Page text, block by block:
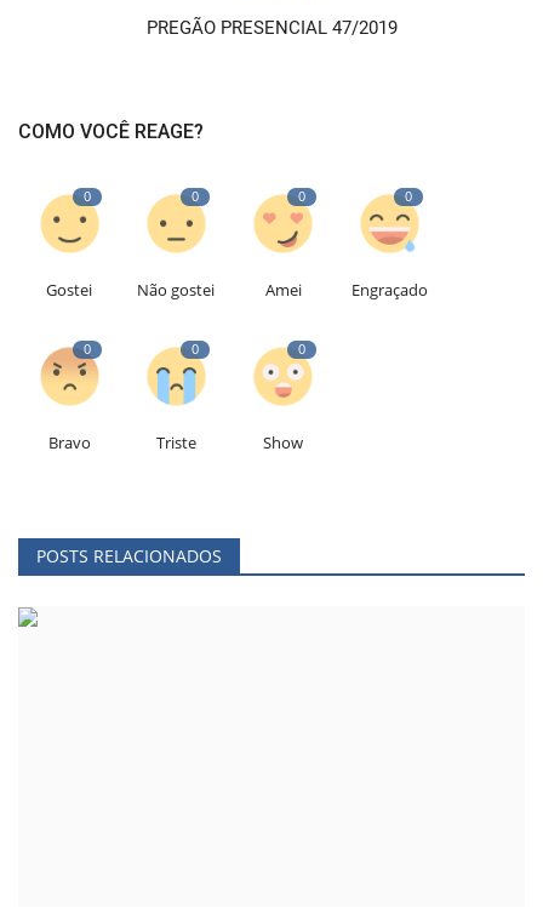
PREGÃO PRESENCIAL 47/2019
COMO VOCÊ REAGE?
0
Gostei
0
Não gostei
0
Amei
0
Engraçado
0
Bravo
0
Triste
0
Show
POSTS RELACIONADOS